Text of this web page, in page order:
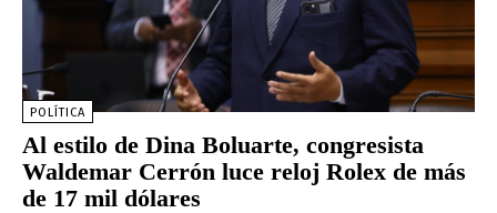
POLÍTICA
Al estilo de Dina Boluarte, congresista
Waldemar Cerrón luce reloj Rolex de más
de 17 mil dólares